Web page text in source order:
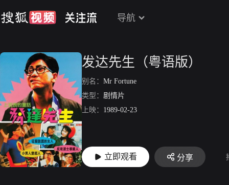
导航
发达先生（粤语版）
别名： Mr Fortune
类型： 剧情片
上映： 1989-02-23
立即观看 分享